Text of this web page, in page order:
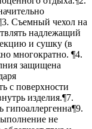
Съемный чехол на
надлежащий
и сушку (в
многократно. ¶4.
защищена
с поверхности
изделия.¶7.
не